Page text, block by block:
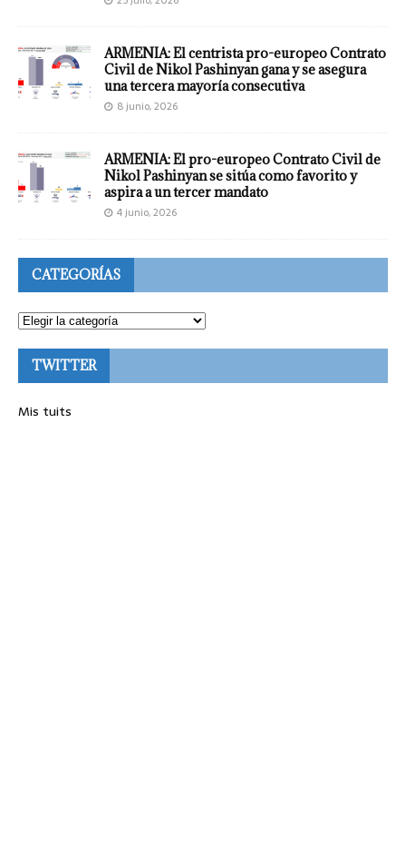
ARMENIA: El centrista pro-europeo Contrato
Civil de Nikol Pashinyan gana y se asegura
una tercera mayoría consecutiva
8 junio, 2026
ARMENIA: El pro-europeo Contrato Civil de
Nikol Pashinyan se sitúa como favorito y
aspira a un tercer mandato
4 junio, 2026
CATEGORÍAS
TWITTER
Mis tuits